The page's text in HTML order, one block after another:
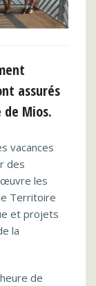
assurés
Mios.
vacances
des
les
Territoire
et projets
la
de